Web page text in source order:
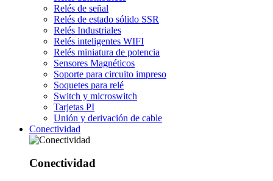
Relés de señal
Relés de estado sólido SSR
Relés Industriales
Relés inteligentes WIFI
Relés miniatura de potencia
Sensores Magnéticos
Soporte para circuito impreso
Soquetes para relé
Switch y microswitch
Tarjetas PI
Unión y derivación de cable
Conectividad
Conectividad